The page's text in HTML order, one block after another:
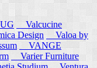
Valcucine
Design
Valoa by
VANGE
Varier Furniture